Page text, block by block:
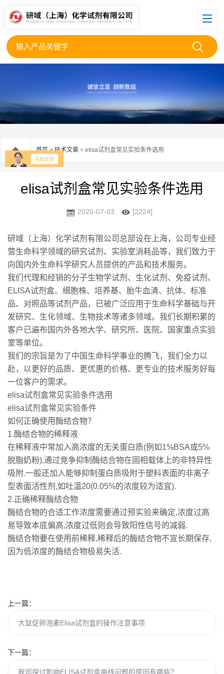
首页>技术文章 > elisa试剂盒常见实验条件选用
elisa试剂盒常见实验条件选用
2020-07-03 [2224]
研域（上海）化学试剂有限公司总部设在上海，公司专业经
营生命科学领域的研究试剂、实验室消耗品等，我们致力于
向国内外生命科学研究人员提供的产品和技术服务。
我们代理和经销的分子生物学试剂、生化试剂、免疫试剂、
ELISA试剂盒、细胞株、培养基、胎牛血清、抗体、标准
品、对照品等试剂产品，已被广泛应用于生命科学基础与开
发研究、生化领域、生物技术等诸多领域。我们长期积累的
客户已遍布国内外各地大学、研究所、医院、国家重点实验
室等单位。
我们的宗旨是为了中国生命科学事业的腾飞，我们全力以
赴，以更好的品质、更优惠的价格、更专业的技术服务好每
一位客户的需求。
elisa试剂盒常见实验条件选用
elisa试剂盒常见实验条件
如何正确使用酶结合物？
1.酶结合物的稀释液
在稀释液中常加入高浓度的无关蛋白质(例如1%BSA或5%
脱脂奶粉),通过竞争抑制酶结合物在固相载体上的非特异性
吸附.一般还加入能够抑制蛋白质吸附于塑料表面的非离子
型表面活性剂,如吐温20(0.05%的浓度较为适宜).
2.正确稀释酶结合物
酶结合物的合适工作浓度需要通过预实验来确定,浓度过高
易导致本底偏高,浓度过低则会导致阳性信号的减弱.
酶结合物要在使用前稀释,稀释后的酶结合物不宜长期保存,
因为低浓度的酶结合物极易失活.
上一篇：
大鼠促卵泡素Elisa试剂盒的操作注意事项
下一篇：
我司探讨影响ELISA试剂盒曲线问题的原因有哪些？